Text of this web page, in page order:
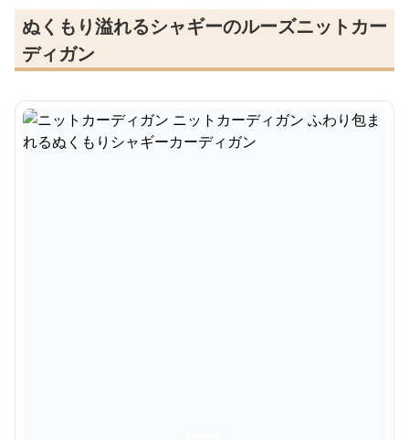
ぬくもり溢れるシャギーのルーズニットカー
ディガン